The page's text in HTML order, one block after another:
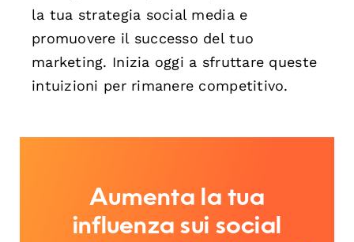
la tua strategia social media e
promuovere il successo del tuo
marketing. Inizia oggi a sfruttare queste
intuizioni per rimanere competitivo.
Aumenta la tua
influenza sui social